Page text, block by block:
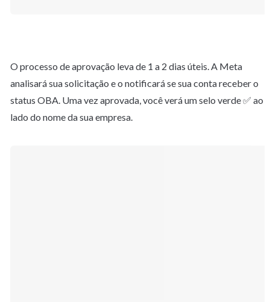
O processo de aprovação leva de 1 a 2 dias úteis. A Meta
analisará sua solicitação e o notificará se sua conta receber o
status OBA. Uma vez aprovada, você verá um selo verde ✅ ao
lado do nome da sua empresa.